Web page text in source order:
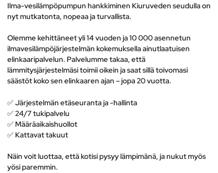
Ilma-vesilämpöpumpun hankkiminen Kiuruveden seudulla on
nyt mutkatonta, nopeaa ja turvallista.
Olemme kehittäneet yli 14 vuoden ja 10 000 asennetun
ilmavesilämpöjärjestelmän kokemuksella ainutlaatuisen
elinkaaripalvelun. Palvelumme takaa, että
lämmitysjärjestelmäsi toimii oikein ja saat sillä toivomasi
säästöt koko sen elinkaaren ajan – jopa 20 vuotta.
✅ Järjestelmän etäseuranta ja -hallinta
✅24/7 tukipalvelu
✅ Määräaikaishuollot
✅ Kattavat takuut
Näin voit luottaa, että kotisi pysyy lämpimänä, ja nukut myös
yösi paremmin.